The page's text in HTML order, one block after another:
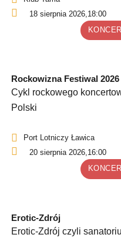
18 sierpnia 2026, 18:00
Rockowizna Festiwal 2026
Cykl rockowego
Polski
Port Lotniczy Ławica
20 sierpnia 2026,16:00
Erotic-Zdrój
Erotic-Zdrój czyli